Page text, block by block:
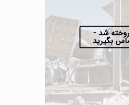
شد -
بگیرید